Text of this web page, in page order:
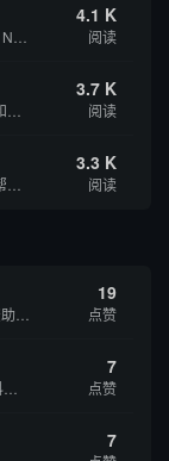
4.1 K
阅读
3.7 K
阅读
3.3 K
阅读
19
点赞
7
点赞
7